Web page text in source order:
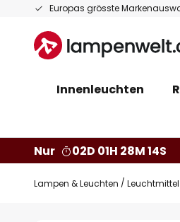
Europas grösste
Zum
springen
Innenleuchten
Nur
02D 01H 28M 13S
Lampen & Leuchten Leuchtmittel